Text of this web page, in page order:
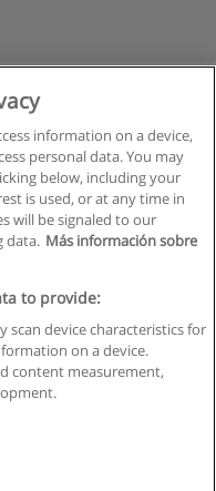
Educaedu
- CIF : B-95610580: -
information on a device,
personal data. You may
below, including your
is used, or at any time in
will be signaled to our
data. Más información sobre
to provide:
scan device characteristics for
on a device.
content measurement,